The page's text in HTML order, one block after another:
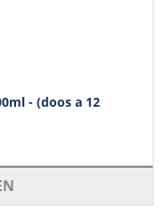
- (doos a 12